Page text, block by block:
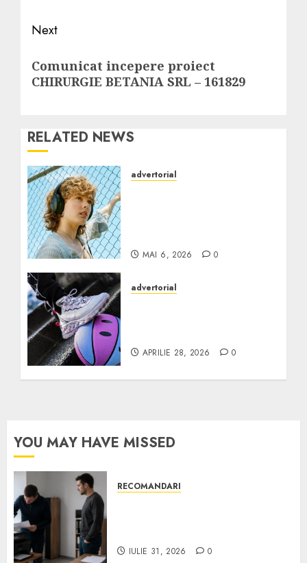
Next
post:
Comunicat incepere proiect
CHIRURGIE BETANIA SRL – 161829
RELATED NEWS
advertorial
MAI 6, 2026 0
advertorial
APRILIE 28, 2026 0
YOU MAY HAVE MISSED
RECOMANDARI
IULIE 31, 2026 0